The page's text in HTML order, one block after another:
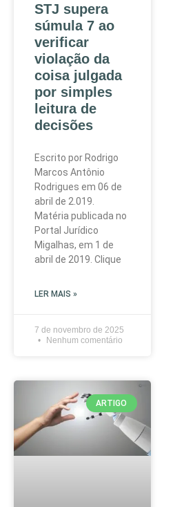
STJ supera
súmula 7 ao
verificar
violação da
coisa julgada
por simples
leitura de
decisões
Escrito por Rodrigo
Marcos Antônio
Rodrigues em 06 de
abril de 2.019.
Matéria publicada no
Portal Jurídico
Migalhas, em 1 de
abril de 2019. Clique
LER MAIS »
7 de novembro de 2025
Nenhum comentário
ARTIGO